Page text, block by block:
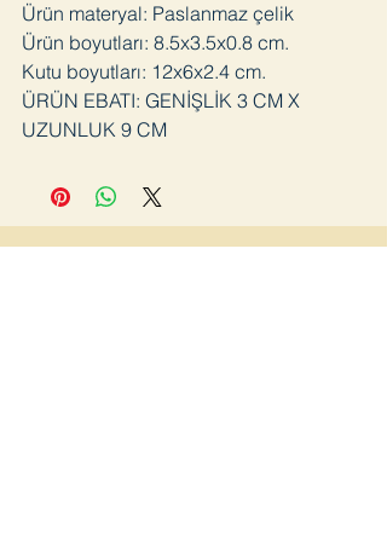
Ürün materyal: Paslanmaz çelik
Ürün boyutları: 8.5x3.5x0.8 cm.
Kutu boyutları: 12x6x2.4 cm.
ÜRÜN EBATI: GENİŞLİK 3 CM X
UZUNLUK 9 CM